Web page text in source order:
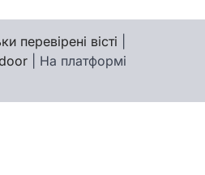
перевірені вісті
| На платформі